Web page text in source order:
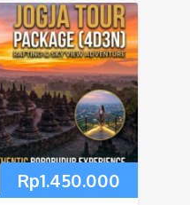
Rp1.450.000